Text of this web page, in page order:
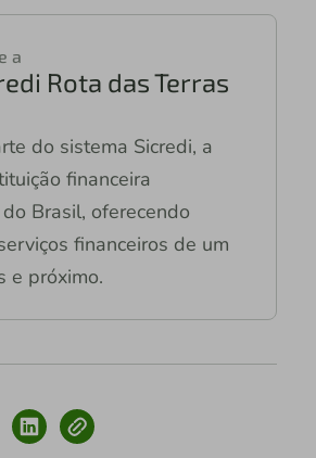
a
Rota das Terras
do sistema Sicredi, a
financeira
Brasil, oferecendo
financeiros de um
e próximo.